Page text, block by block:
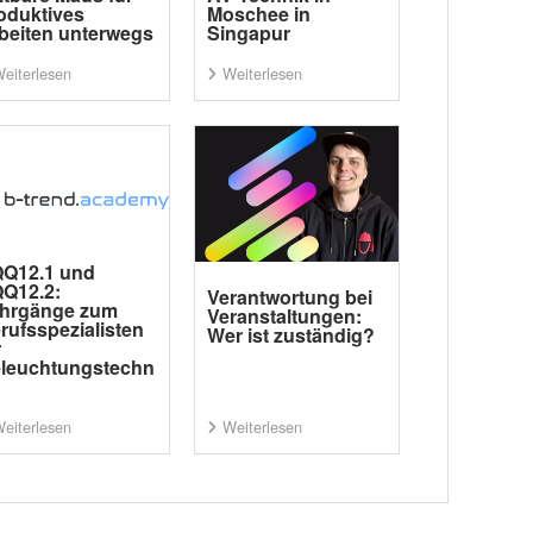
unterwegs
Moschee in
Singapur
Weiterlesen
und
zum Verantwortung bei
Veranstaltungen:
Wer ist zuständig?
Weiterlesen